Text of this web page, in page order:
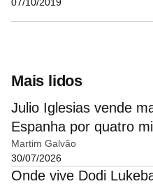
07/10/2019
Mais lidos
Julio Iglesias vende
Espanha por quatro
Martim Galvão
30/07/2026
Onde vive Dodi